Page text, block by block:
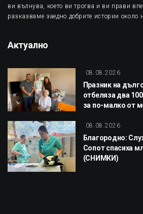
ви вълнува, което ви трогва и ви прави
разказваме заедно добрите истории около
Актуално
08.08.2026
Празник на
отбеляза два
за по-малко от
08.08.2026
Благородно:
Сопот спасиха
(СНИМКИ)